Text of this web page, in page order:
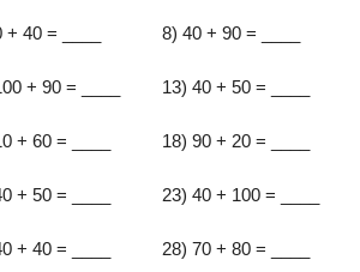
+ 40 = ____ 8) 40 + 90 = ____
+ 90 = ____ 13) 40 + 50 = ____
+ 60 = ____ 18) 90 + 20 = ____
+ 50 = ____ 23) 40 + 100 = ____
+ 40 = ____ 28) 70 + 80 = ____